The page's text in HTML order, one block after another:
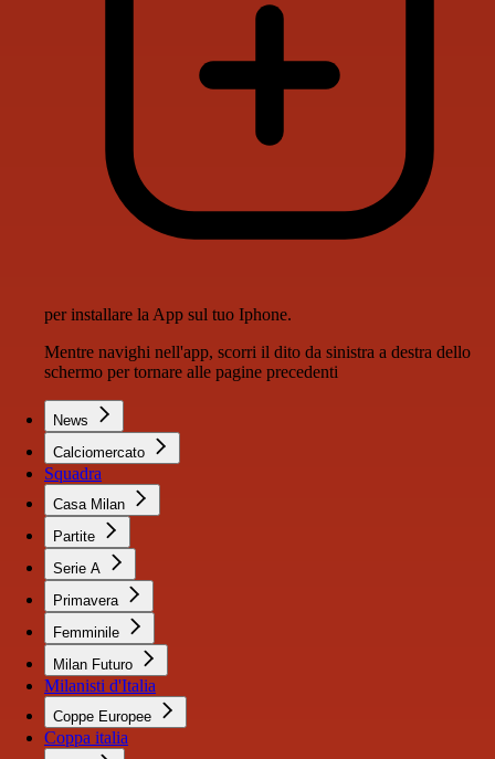
per installare la App sul tuo Iphone.
Mentre navighi nell'app, scorri il dito da sinistra a destra dello
schermo per tornare alle pagine precedenti
News
Calciomercato
Squadra
Casa Milan
Partite
Serie A
Primavera
Femminile
Milan Futuro
Milanisti d'Italia
Coppe Europee
Coppa italia